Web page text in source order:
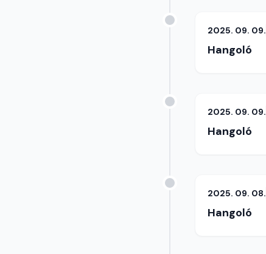
2025. 09. 09.
Hangoló
2025. 09. 09.
Hangoló
2025. 09. 08.
Hangoló